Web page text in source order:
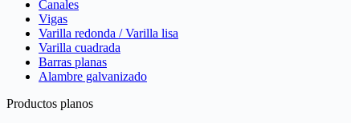
Canales
Vigas
Varilla redonda / Varilla lisa
Varilla cuadrada
Barras planas
Alambre galvanizado
Productos planos